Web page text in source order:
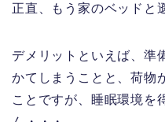
正直、もう家のベッドと
デメリットといえば、準
かてしまうことと、荷物
ことですが、睡眠環境を